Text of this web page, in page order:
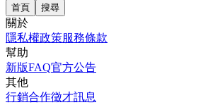
首頁 搜尋
關於
隱私權政策服務條款
幫助
新版FAQ官方公告
其他
行銷合作徵才訊息